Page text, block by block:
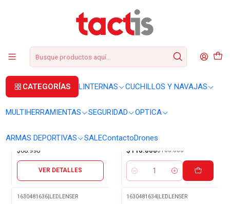
CATEGORÍAS LINTERNAS CUCHILLOS Y NAVAJAS
MULTIHERRAMIENTAS SEGURIDAD OPTICA
ARMAS DEPORTIVAS SALEContactoDrones
+56 2 3224 9572 +569 62369815
LINTERNAS LINTERNAS DE MANO
LINTERNAS DE MANO
FILTROS
Linterna Ledlenser MT10
$68.990
VER DETALLES
OFF
Linterna Ledlenser MT18
$110.000$160.000
Cantidad
1630481636|LEDLENSER 1630481634|LEDLENSER